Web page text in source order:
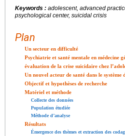
Keywords : adolescent, advanced
psychological center, suicidal crisis
Plan
Un secteur en difficulté
Psychiatrie et santé mentale en médecine
évaluation de la crise suicidaire chez
Un nouvel acteur de santé dans le système
Objectif et hypothèses de recherche
Matériel et méthode
Collecte des données
Population étudiée
Méthode d’analyse
Résultats
Émergence des thèmes et extraction des